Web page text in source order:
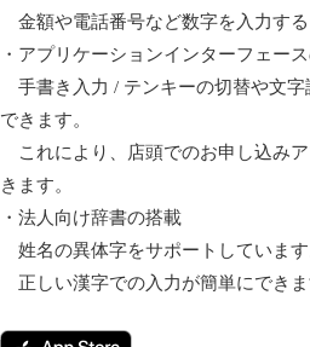
金額や電話番号など数字を入力する
・アプリケーションインターフェー
手書き入力 / テンキーの切替や文字
できます。
これにより、店頭でのお申し込み
きます。
・法人向け辞書の搭載
姓名の異体字をサポートしていま
正しい漢字での入力が簡単にできま